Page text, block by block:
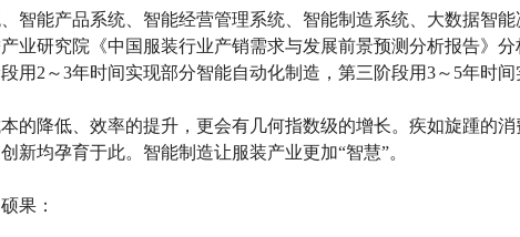
能产品系统、智能经营管理系统、智能制造系统、大数据智能
业研究院《中国服装行业产销需求与发展前景预测分析报告》
用2～3年时间实现部分智能自动化制造，第三阶段用3～5年时
降低、效率的提升，更会有几何指数级的增长。疾如旋踵的消
均孕育于此。智能制造让服装产业更加“智慧”。
果：